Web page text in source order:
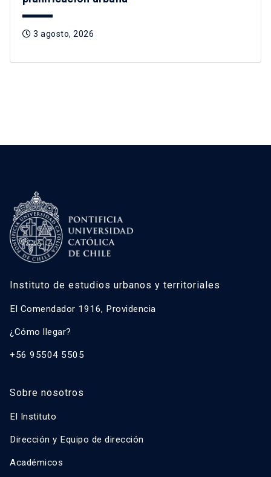
3 agosto, 2026
Instituto de estudios urbanos y territoriales
El Comendador 1916, Providencia
¿Cómo llegar?
+56 95504 5505
Sobre nosotros
El Instituto
Dirección y Equipo de dirección
Académicos